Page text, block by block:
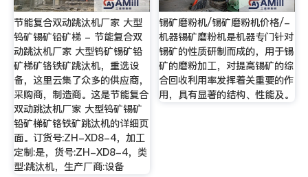
节能复合双动跳汰机厂家 大型
钨矿锡矿铅矿梯 - 节能复合双
动跳汰机厂家 大型钨矿锡矿铅
矿梯矿铬铁矿跳汰机，重选设
备，这里云集了众多的供应商，
采购商，制造商。这是节能复合
双动跳汰机厂家 大型钨矿锡矿
铅矿梯矿铬铁矿跳汰机的详细页
面。订货号:ZH-XD8-4，加工
定制:是，货号:ZH-XD8-4，类
型:跳汰机，生产厂商:设备
锡矿磨粉机/锡矿磨粉机价格/-
机器锡矿磨粉机是机器专门针对
锡矿的性质研制而成的，用于锡
矿的磨粉加工，对提高锡矿的综
合回收利用率发挥着关重要的作
用，具有显著的结构、性能及。